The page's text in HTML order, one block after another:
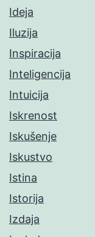
Ideja
Iluzija
Inspiracija
Inteligencija
Intuicija
Iskrenost
Iskušenje
Iskustvo
Istina
Istorija
Izdaja